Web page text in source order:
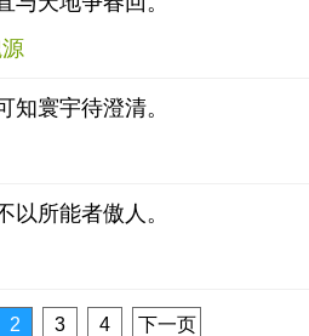
知寰宇待澄清。
以所能者傲人。
2 3 4 下一页